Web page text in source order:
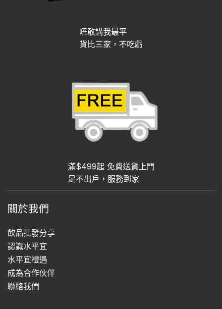
唔敢講我最平
貨比三家，不吃虧
滿$499起 免費送貨上門
足不出戶，服務到家
關於我們
飲品批發分享
認識水平宜
水平宜禮遇
成為合作伙伴
聯絡我們